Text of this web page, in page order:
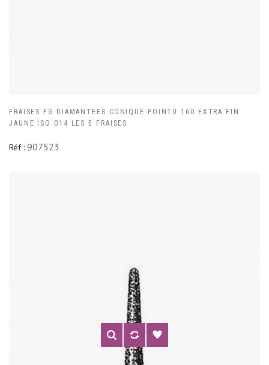
FRAISES FG DIAMANTEES CONIQUE POINTU 160 EXTRA FIN
JAUNE ISO 014 LES 5 FRAISES
Réf : 907523